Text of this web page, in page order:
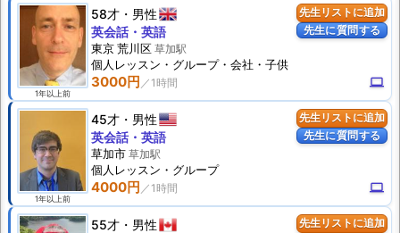
先生リストに追加
先生に質問する
1年以上前
58才 男性
3000円 computer
英会話・英語
東京 荒川区 草加駅
個人 レッスン ・グループ・会社・子供
先生リストに追加
先生に質問する
1年以上前
45才 男性
4000円 computer
英会話・英語
草加市 草加駅
個人 レッスン ・グループ
先生リストに追加
55才 男性